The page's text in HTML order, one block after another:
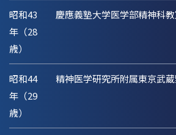
昭和43
年（28
歳）
慶應義塾大学医学部精神科
昭和44
年（29
歳）
精神医学研究所附属東京武